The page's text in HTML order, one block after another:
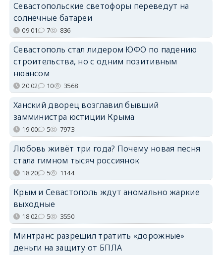
Севастопольские светофоры переведут на
солнечные батареи
09:01 7 836
Севастополь стал лидером ЮФО по падению
строительства, но с одним позитивным
нюансом
20:02 10 3568
Ханский дворец возглавил бывший
замминистра юстиции Крыма
19:00 5 7973
Любовь живёт три года? Почему новая песня
стала гимном тысяч россиянок
18:20 5 1144
Крым и Севастополь ждут аномально жаркие
выходные
18:02 5 3550
Минтранс разрешил тратить «дорожные»
деньги на защиту от БПЛА